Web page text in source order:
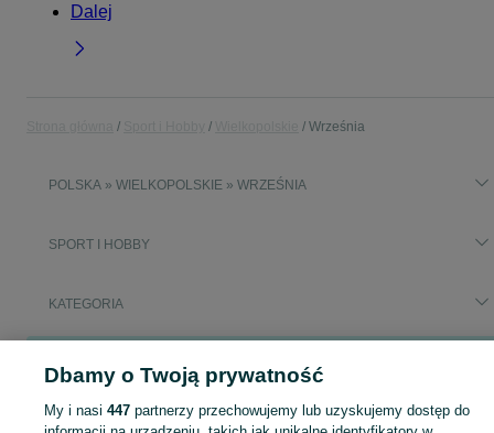
Dalej
Września
POLSKA » WIELKOPOLSKIE » WRZEŚNIA
SPORT I HOBBY
KATEGORIA
samochód surron
Dbamy o Twoją prywatność
My i nasi 447partnerzy przechowujemy lub uzyskujemy dostęp do